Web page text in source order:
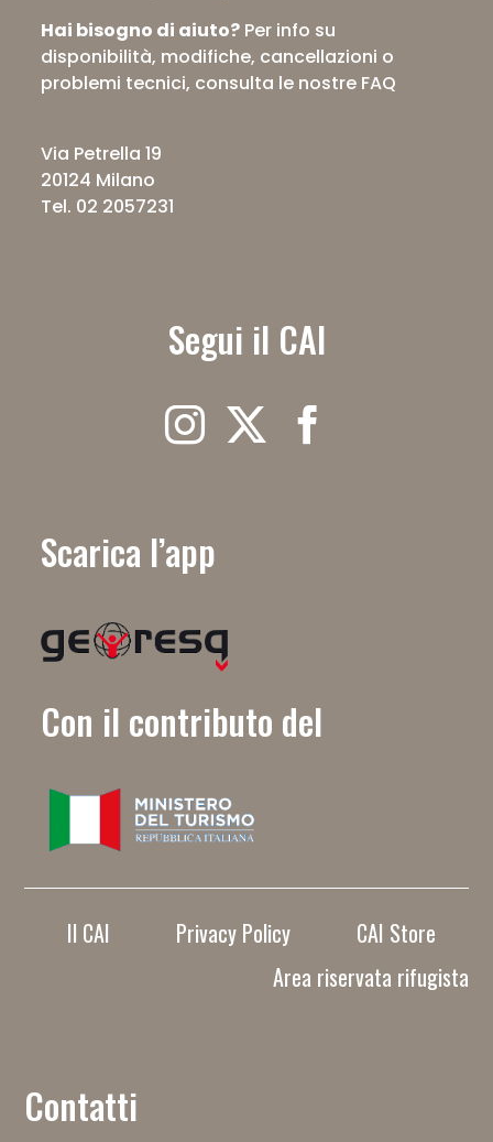
Hai bisogno di aiuto? Per info su
disponibilità, modifiche, cancellazioni o
problemi tecnici, consulta le nostre FAQ
Via Petrella 19
20124 Milano
Tel. 02 2057231
Segui il CAI
Scarica l’app
Con il contributo del
Il CAI Privacy Policy
CAI Store
Area riservata rifugista
Contatti